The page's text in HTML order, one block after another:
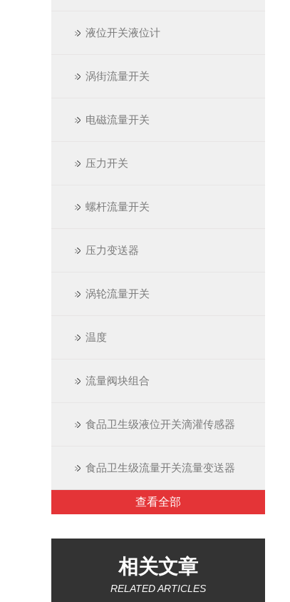
液位开关液位计
涡街流量开关
电磁流量开关
压力开关
螺杆流量开关
压力变送器
涡轮流量开关
温度
流量阀块组合
食品卫生级液位开关滴灌传感器
食品卫生级流量开关流量变送器
查看全部
相关文章
RELATED ARTICLES